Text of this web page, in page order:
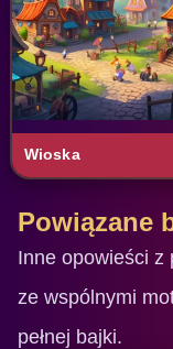
Wioska
Powiązane
Inne opowieści z
ze wspólnymi
pełnej bajki.